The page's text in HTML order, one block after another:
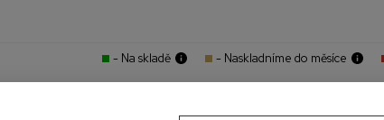
- Na skladě - Naskladníme do měsíce